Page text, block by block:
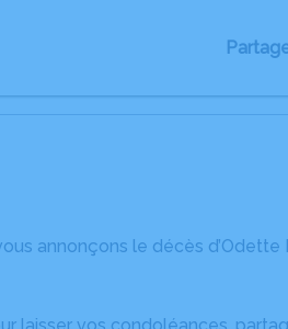
annonçons le décès